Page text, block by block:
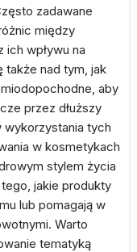
zadawane
między
wpływu na
także nad tym, jak
aby
przez dłuższy
tych
w kosmetykach
stylem życia
jakie produkty
lub pomagają w
Warto
tematyką